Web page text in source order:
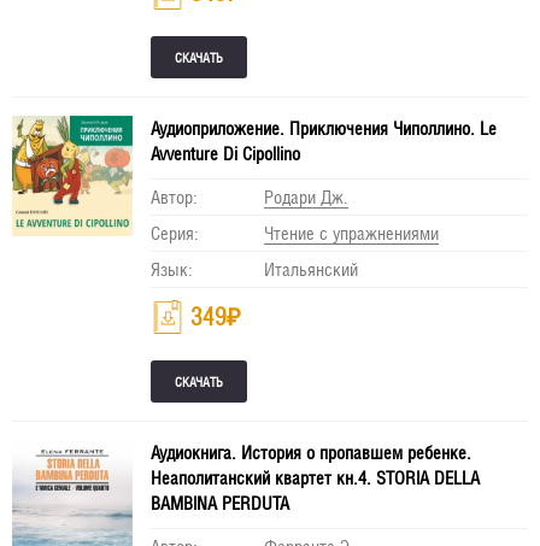
Аудиоприложение. Приключения Чиполлино. Le
Avventure Di Cipollino
Автор:
Родари Дж.
Серия:
Чтение с упражнениями
Язык:
Итальянский
349₽
Аудиокнига. История о пропавшем ребенке.
Неаполитанский квартет кн.4. STORIA DELLA
BAMBINA PERDUTA